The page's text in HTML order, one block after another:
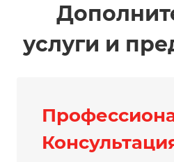
услуги и